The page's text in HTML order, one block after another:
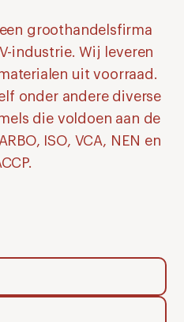
groothandelsfirma
industrie. Wij leveren
uit voorraad.
onder andere diverse
die voldoen aan de
ISO, VCA, NEN en